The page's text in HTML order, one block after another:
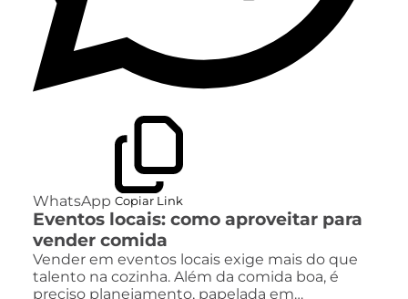
WhatsApp Copiar Link
Eventos locais: como aproveitar para
vender comida
Vender em eventos locais exige mais do que
talento na cozinha. Além da comida boa, é
preciso planejamento, papelada em…